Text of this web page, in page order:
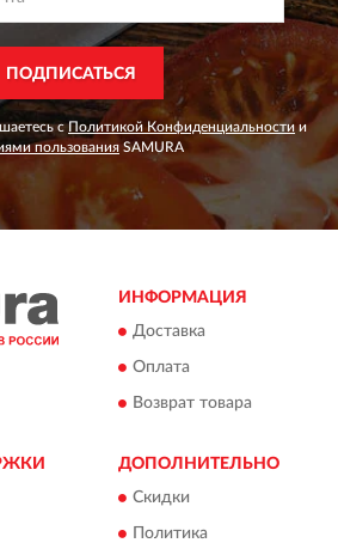
ПОДПИСАТЬСЯ
сПолитикой Конфиденциальности и
пользования SAMURA
ИНФОРМАЦИЯ
Доставка
Оплата
Возврат товара
ДОПОЛНИТЕЛЬНО
Скидки
Политика